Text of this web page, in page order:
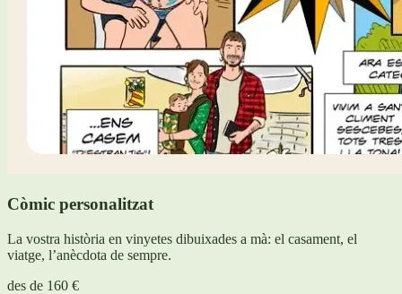
Còmic personalitzat
La vostra història en vinyetes dibuixades a mà: el casament, el
viatge, l’anècdota de sempre.
des de 160 €